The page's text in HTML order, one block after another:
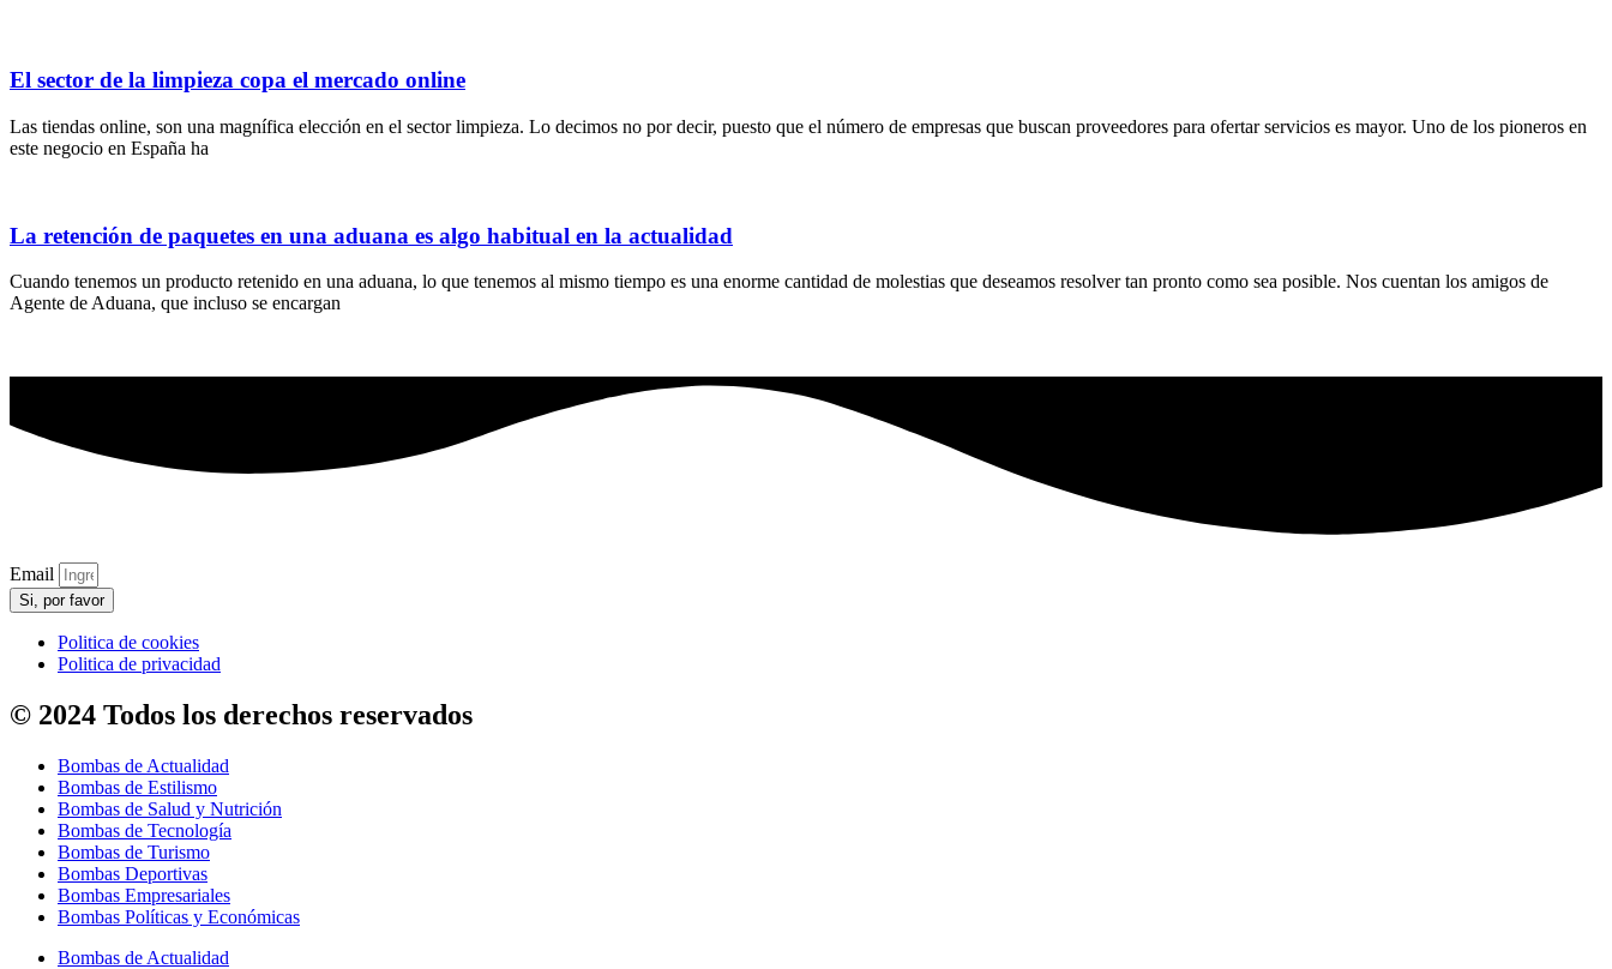
El sector de la limpieza copa el mercado online
Las tiendas online, son una magnífica elección en el sector limpieza. Lo decimos no por decir, puesto que el número de empresas que buscan proveedores para ofertar servicios es mayor. Uno de los pioneros en
este negocio en España ha
La retención de paquetes en una aduana es algo habitual en la actualidad
Cuando tenemos un producto retenido en una aduana, lo que tenemos al mismo tiempo es una enorme cantidad de molestias que deseamos resolver tan pronto como sea posible. Nos cuentan los amigos de
Agente de Aduana, que incluso se encargan
Email
Si, por favor
Politica de cookies
Politica de privacidad
© 2024 Todos los derechos reservados
Bombas de Actualidad
Bombas de Estilismo
Bombas de Salud y Nutrición
Bombas de Tecnología
Bombas de Turismo
Bombas Deportivas
Bombas Empresariales
Bombas Políticas y Económicas
Bombas de Actualidad